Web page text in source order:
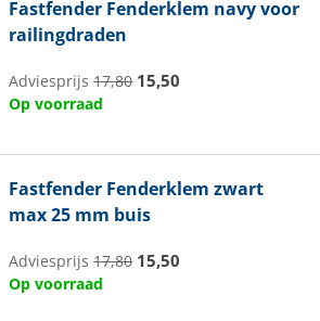
Fastfender Fenderklem navy voor
railingdraden
Adviesprijs17,80 15,50
Op voorraad
Fastfender Fenderklem zwart
max 25 mm buis
Adviesprijs17,80 15,50
Op voorraad